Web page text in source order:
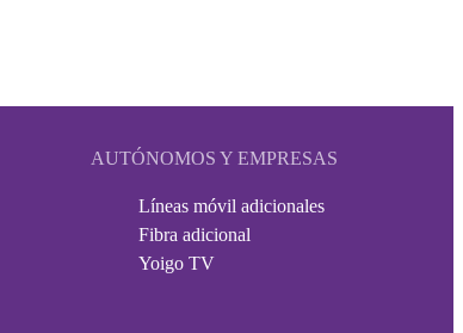
AUTÓNOMOS Y EMPRESAS
Líneas móvil adicionales
Fibra adicional
Yoigo TV